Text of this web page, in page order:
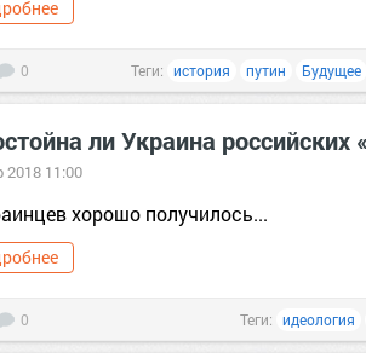
0 Теги: история путин Будущее
ли Украина российских
2018 11:00
хорошо получилось...
0 Теги: идеология